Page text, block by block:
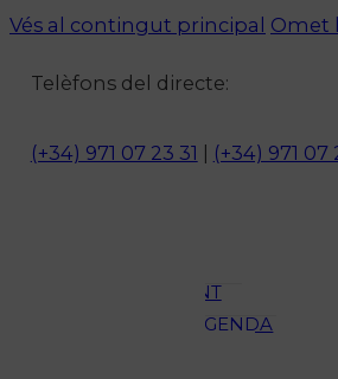
Vés al contingut principal Omet
Telèfons del directe:
(+34) 971 07 23 31 (+34) 971 07
OCI
AMBIENT
AGENDA